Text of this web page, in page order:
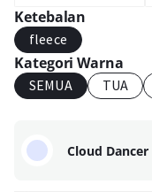
Ketebalan
fleece
Kategori Warna
SEMUA TUA
Cloud Dancer